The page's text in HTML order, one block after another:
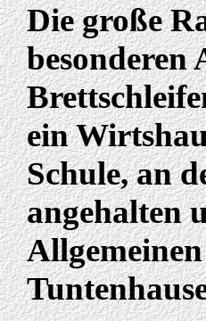
Die große
ein
Schule, an
angehalten